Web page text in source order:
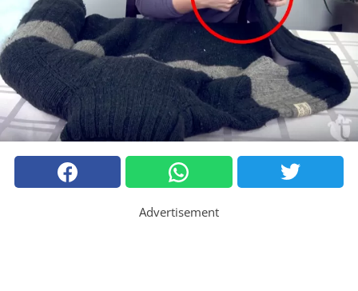
Advertisement